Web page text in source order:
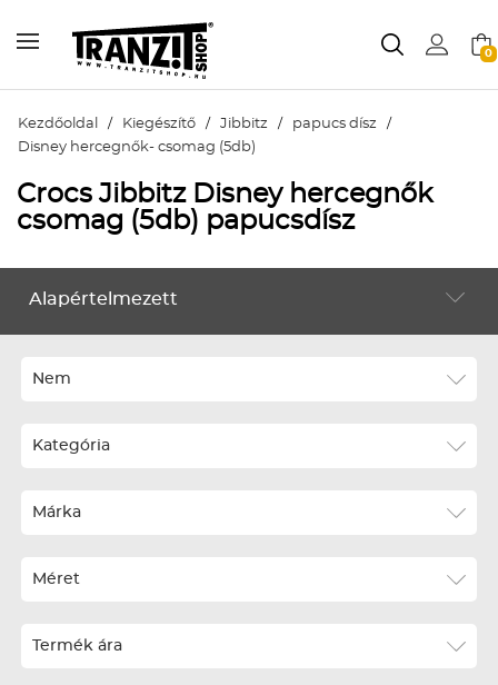
0
Kezdőoldal / Kiegészítő / Jibbitz / papucs dísz /
Disney hercegnők- csomag (5db)
Crocs Jibbitz Disney hercegnők
csomag (5db) papucsdísz
KIEGÉSZÍTŐ
Alapértelmezett
Alapértelmezett
Legújabbak
Ár szerint növekvő
Téli termékek előre ár szerint növekvő
Nem
Kategória
Márka
Méret
Termék ára